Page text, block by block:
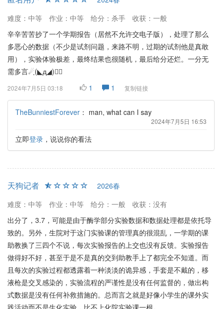
难度：中等
作业：中等 给分：杀手
收获：一般
辛辛苦苦抄了一个学期报告（居然不允许交电子版），处理了那么
多恶心的数据（不少是试剂问题，来路不明，过期的试剂他是真敢
用），实验体验极差，最终结果也很随机，最后给分还烂。一分无
需多言☄ฺ(◣д◢)☄ฺ
2024年7月5日 03:18 1 1 复制链接
TheBunniestForever ： man, what can I say
2024年7月5日 16:53
立即登录 ，说说你的看法
天狗记者
2026春
难度：中等
作业：中等 给分：一般
收获：没有
出分了，3.7，可能是由于酶学部分实验数据和数据处理都是依托导
致的。另外，生院对于这门实验课的管理真的很混乱，一学期的课
助教换了三四个不说，每次实验报告的上交也没有反馈。实验报告
做得好不好，甚至于是不是真的交到助教手上了都完全不知道。而
且每次的实验过程都透露着一种淡淡的诡异感，手套是不戴的，移
液枪是交叉感染的，实验流程的严谨性是没有任何监督的，做出构
式数据是没有任何补救措施的。总而言之就是好像小学生的课外实
践活动而不是生化实验，比不上化院实验课一根。